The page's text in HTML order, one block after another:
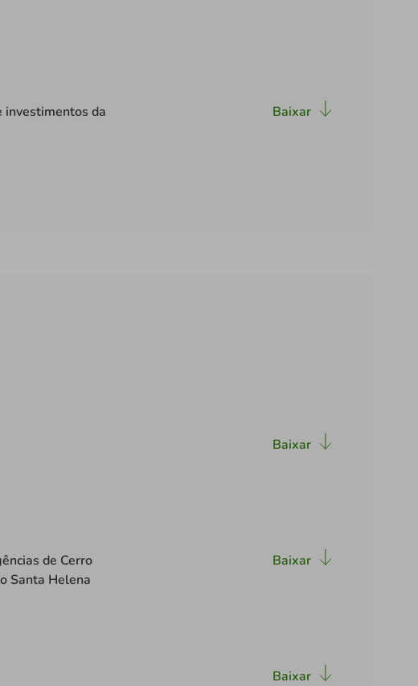
investimentos da
Baixar
Baixar
de Cerro
Santa Helena
Baixar
Baixar